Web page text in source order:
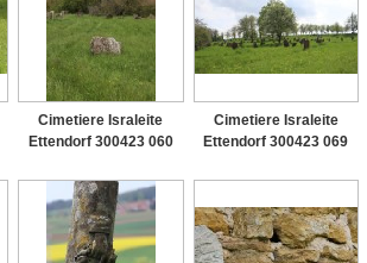
Cimetiere Israleite
Ettendorf 300423 060
Cimetiere Israleite
Ettendorf 300423 069